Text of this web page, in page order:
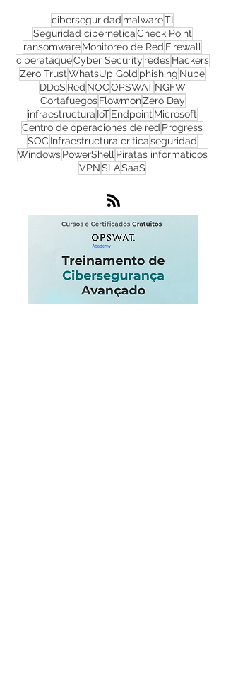
ciberseguridadmalwareTI
Seguridad ciberneticaCheck Point
ransomwareMonitoreo de RedFirewall
ciberataqueCyber SecurityredesHackers
Zero TrustWhatsUp GoldphishingNube
DDoSRedNOCOPSWATNGFW
CortafuegosFlowmonZero Day
infraestructuraIoTEndpointMicrosoft
Centro de operaciones de redProgress
Infraestructura critica
SLA